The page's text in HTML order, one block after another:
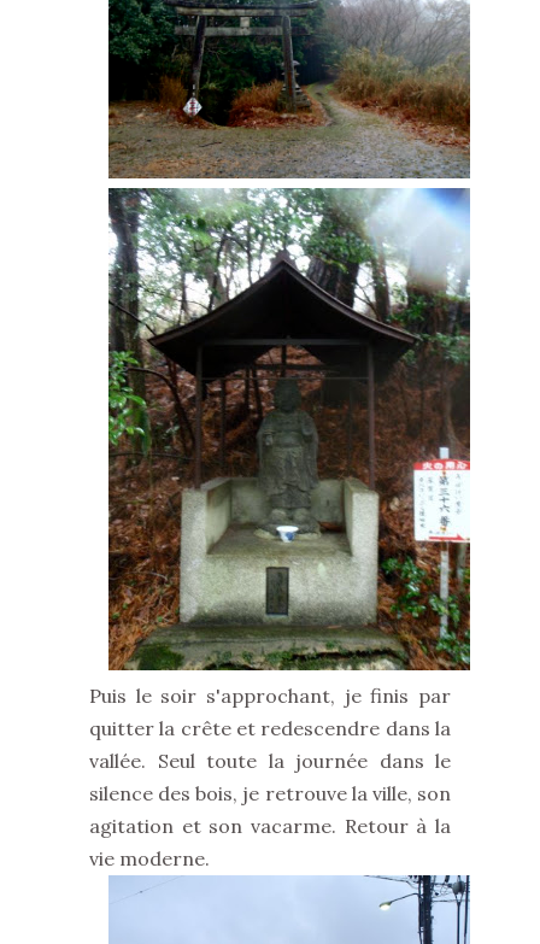
Puis le soir s'approchant, je finis par
quitter la crête et redescendre dans la
vallée. Seul toute la journée dans le
silence des bois, je retrouve la ville, son
agitation et son vacarme. Retour à la
vie moderne.